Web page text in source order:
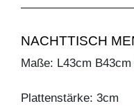
NACHTTISCH
Maße: L43cm
Plattenstärke: 3cm